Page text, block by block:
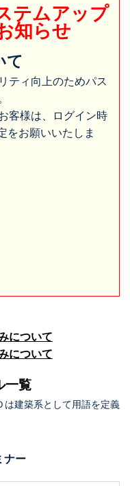
テムアップ
知らせ
て
ティ向上のためパス
客様は、ログイン時
をお願いいたしま
について
について
一覧
建築系として用語を定義
ナー